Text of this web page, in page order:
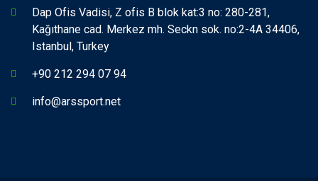
Dap Ofis Vadisi, Z ofis B blok kat:3 no: 280-281,
Kağıthane cad. Merkez mh. Seckn sok. no:2-4A 34406,
Istanbul, Turkey
+90 212 294 07 94
info@arssport.net